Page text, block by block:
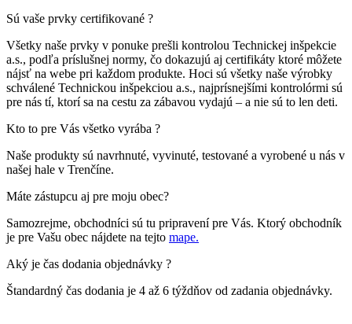
Sú vaše prvky certifikované ?
Všetky naše prvky v ponuke prešli kontrolou Technickej inšpekcie
a.s., podľa príslušnej normy, čo dokazujú aj certifikáty ktoré môžete
nájsť na webe pri každom produkte. Hoci sú všetky naše výrobky
schválené Technickou inšpekciou a.s., najprísnejšími kontrolórmi sú
pre nás tí, ktorí sa na cestu za zábavou vydajú – a nie sú to len deti.
Kto to pre Vás všetko vyrába ?
Naše produkty sú navrhnuté, vyvinuté, testované a vyrobené u nás v
našej hale v Trenčíne.
Máte zástupcu aj pre moju obec?
Samozrejme, obchodníci sú tu pripravení pre Vás. Ktorý obchodník
je pre Vašu obec nájdete na tejto mape.
Aký je čas dodania objednávky ?
Štandardný čas dodania je 4 až 6 týždňov od zadania objednávky.